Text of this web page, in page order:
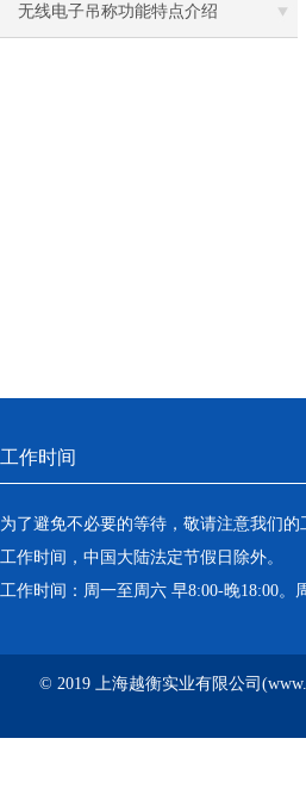
无线电子吊称功能特点介绍
工作时间
为了避免不必要的等待，敬请注意我们
工作时间，中国大陆法定节假日除外。
工作时间：周一至周六 早8:00-晚18:00。
© 2019 上海越衡实业有限公司